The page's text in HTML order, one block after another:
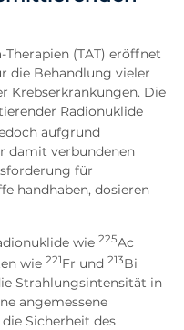
(TAT) eröffnet
die Behandlung vieler
Krebserkrankungen. Die
Radionuklide
aufgrund
damit verbundenen
für
handhaben, dosieren
wie 225Ac
wie 221Fr und 213Bi
Strahlungsintensität in
angemessene
Sicherheit des